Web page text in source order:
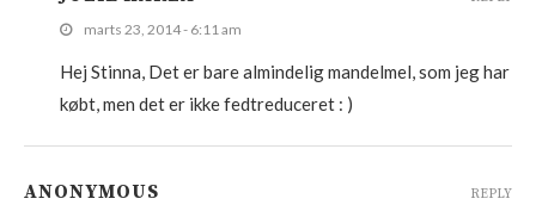
marts 23, 2014 - 6:11 am
Hej Stinna, Det er bare almindelig mandelmel, som jeg har
købt, men det er ikke fedtreduceret : )
ANONYMOUS REPLY